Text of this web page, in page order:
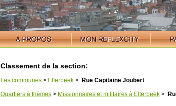
Classement de la section:
Les communes> Etterbeek>
Rue Capitaine Joubert
Quartiers à thèmes> Missionnaires et militaires à Etterbeek>